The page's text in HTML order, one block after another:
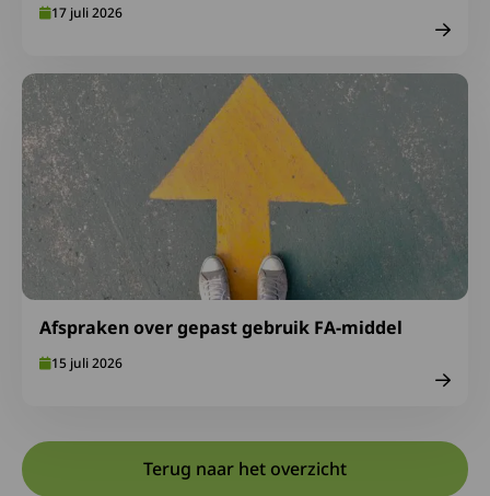
17 juli 2026
Afspraken over gepast gebruik FA-middel
15 juli 2026
Lees meer over Afspraken over gepast gebruik FA-
Terug naar het overzicht